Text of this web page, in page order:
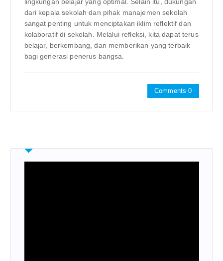
dari kepala sekolah dan pihak manajemen sekolah
sangat penting untuk menciptakan iklim reflektif dan
kolaboratif di sekolah. Melalui refleksi, kita dapat terus
belajar, berkembang, dan memberikan yang terbaik
bagi generasi penerus bangsa.
Comments 0